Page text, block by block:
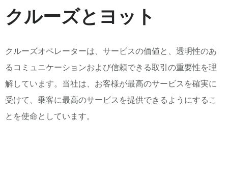
クルーズとヨット
クルーズオペレーターは、サービスの価値と、透明性のあ
るコミュニケーションおよび信頼できる取引の重要性を理
解しています。当社は、お客様が最高のサービスを確実に
受けて、乗客に最高のサービスを提供できるようにするこ
とを使命としています。